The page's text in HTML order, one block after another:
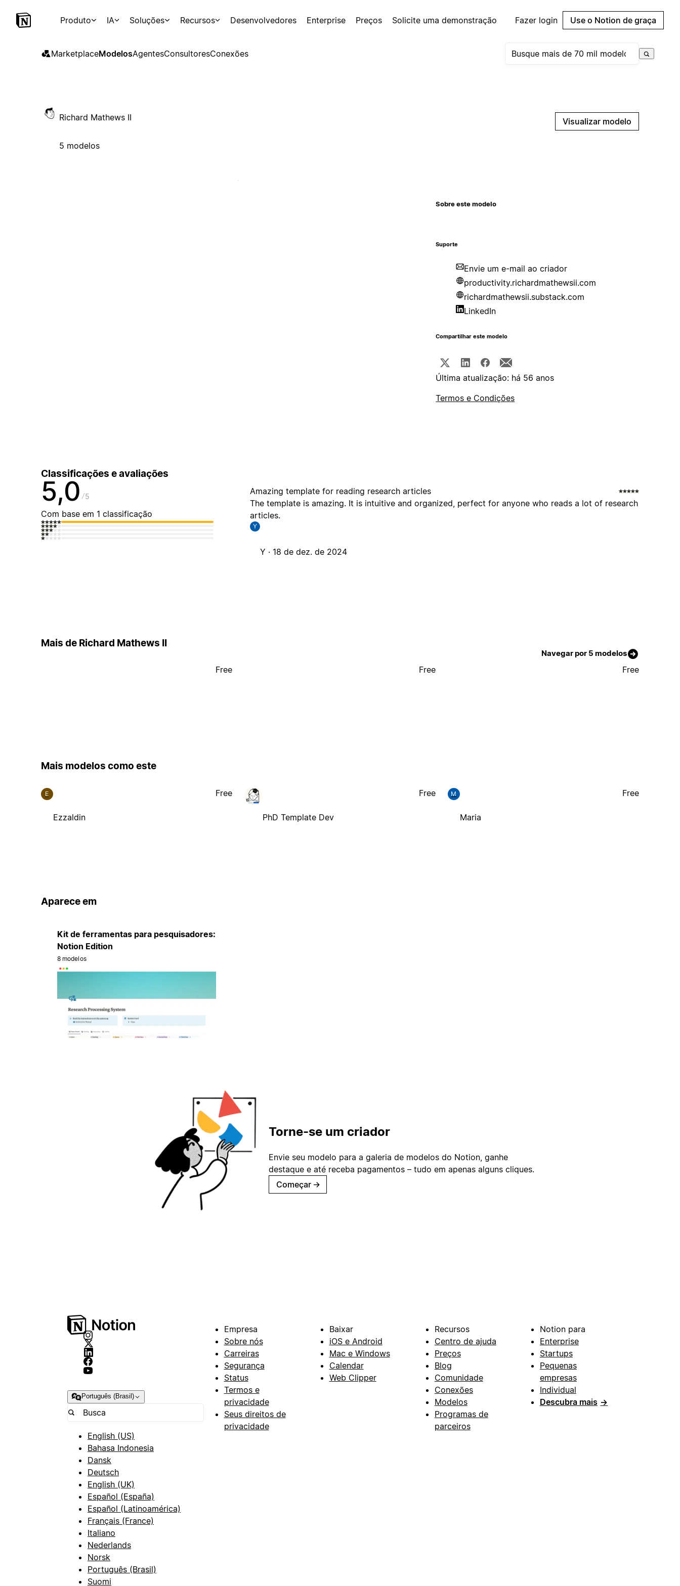
Produto IA Soluções Recursos Desenvolvedores Enterprise Preços Solicite uma demonstração Fazer login Use o Notion de graça
MarketplaceModelosAgentesConsultoresConexões
Richard Mathews II
5 modelos
Visualizar modelo
Sobre este modelo
Suporte
Envie um e-mail ao criador
productivity.richardmathewsii.com
richardmathewsii.substack.com
LinkedIn
Compartilhar este modelo
Última atualização: há 56 anos
Termos e Condições
Classificações e avaliações
5,0 5
Com base em 1 classificação
Amazing template for reading research articles
The template is amazing. It is intuitive and organized, perfect for anyone who reads a lot of research
articles.
Y
Y · 18 de dez. de 2024
Mais de Richard Mathews II
Navegar por 5 modelos
Free Free Free
Mais modelos como este
E
Ezzaldin
Free
PhD Template Dev
Free M
Maria
Free
Aparece em
Kit de ferramentas para pesquisadores:
Notion Edition
8 modelos
Torne-se um criador
Envie seu modelo para a galeria de modelos do Notion, ganhe
destaque e até receba pagamentos – tudo em apenas alguns cliques.
Começar →
Português (Brasil)
English (US)
Bahasa Indonesia
Dansk
Deutsch
English (UK)
Español (España)
Español (Latinoamérica)
Français (France)
Italiano
Nederlands
Norsk
Português (Brasil)
Suomi
Empresa
Sobre nós
Carreiras
Segurança
Status
Termos e
privacidade
Seus direitos de
privacidade
Baixar
iOS e Android
Mac e Windows
Calendar
Web Clipper
Recursos
Centro de ajuda
Preços
Blog
Comunidade
Conexões
Modelos
Programas de
parceiros
Notion para
Enterprise
Startups
Pequenas
empresas
Individual
Descubra mais →